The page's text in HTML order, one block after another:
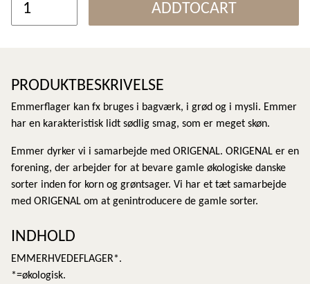
ADDTOCART
PRODUKTBESKRIVELSE
Emmerflager kan fx bruges i bagværk, i grød og i mysli. Emmer
har en karakteristisk lidt sødlig smag, som er meget skøn.
Emmer dyrker vi i samarbejde med ORIGENAL. ORIGENAL er en
forening, der arbejder for at bevare gamle økologiske danske
sorter inden for korn og grøntsager. Vi har et tæt samarbejde
med ORIGENAL om at genintroducere de gamle sorter.
INDHOLD
EMMERHVEDEFLAGER*.
*=økologisk.